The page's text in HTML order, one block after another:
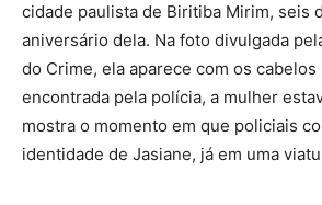
cidade paulista de Biritiba Mirim, seis
aniversário dela. Na foto divulgada
do Crime, ela aparece com os
encontrada pela polícia, a mulher
mostra o momento em que policiais
identidade de Jasiane, já em uma